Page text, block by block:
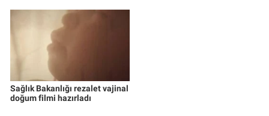
Sağlık Bakanlığı rezalet vajinal
doğum filmi hazırladı
Koronavirüs
Kültür Sanat
Ne demişti